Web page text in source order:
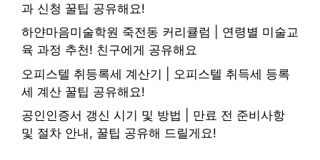
과 신청 꿀팁 공유해요!
하얀마음미술학원 죽전동 커리큘럼 | 연령별 미술교
육 과정 추천! 친구에게 공유해요
오피스텔 취등록세 계산기 | 오피스텔 취득세 등록
세 계산 꿀팁 공유해요!
공인인증서 갱신 시기 및 방법 | 만료 전 준비사항
및 절차 안내, 꿀팁 공유해 드릴게요!